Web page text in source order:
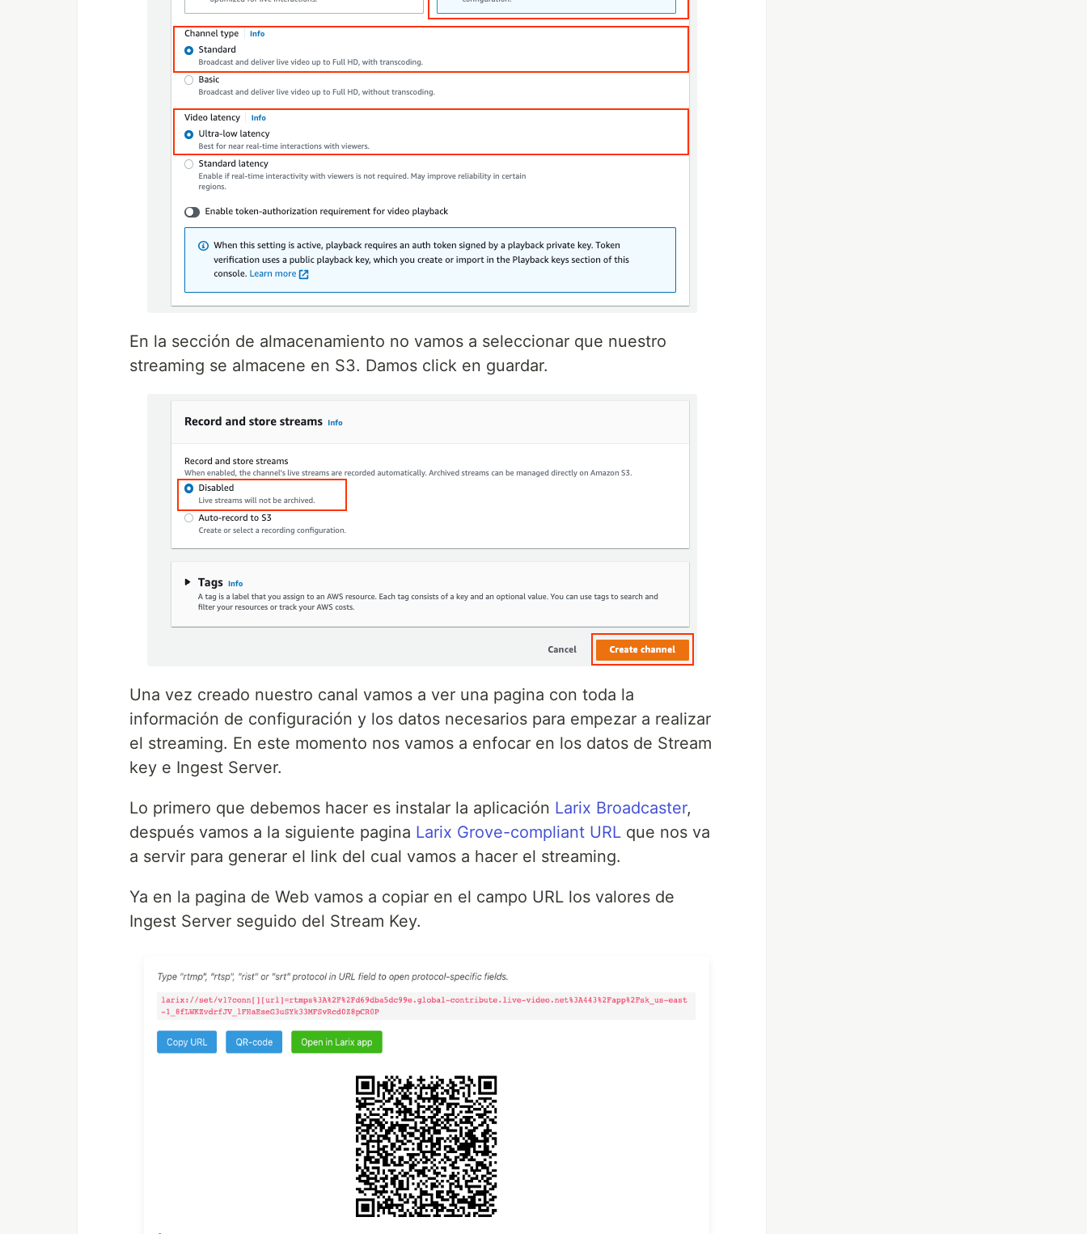
En la sección de almacenamiento no vamos a seleccionar que nuestro
streaming se almacene en S3. Damos click en guardar.
Una vez creado nuestro canal vamos a ver una pagina con toda la
información de configuración y los datos necesarios para empezar a realizar
el streaming. En este momento nos vamos a enfocar en los datos de Stream
key e Ingest Server.
Lo primero que debemos hacer es instalar la aplicación Larix Broadcaster,
después vamos a la siguiente pagina Larix Grove-compliant URL que nos va
a servir para generar el link del cual vamos a hacer el streaming.
Ya en la pagina de Web vamos a copiar en el campo URL los valores de
Ingest Server seguido del Stream Key.